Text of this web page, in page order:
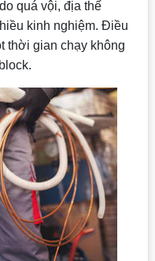
quá vội, địa thế
kinh nghiệm. Điều
thời gian chạy không